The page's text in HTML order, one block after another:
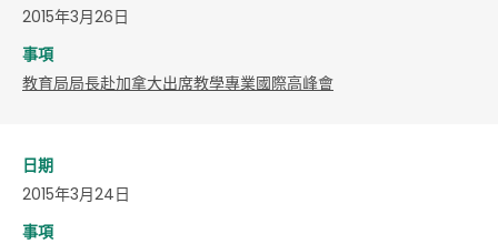
2015年3月26日
事項
教育局局長赴加拿大出席教學專業國際高峰會
日期
2015年3月24日
事項